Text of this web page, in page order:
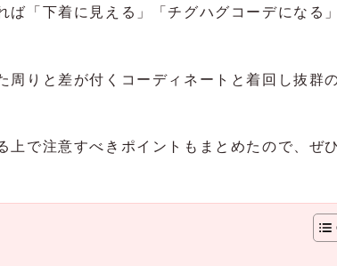
ば「下着に見える」「チグハグコーデになる
周りと差が付くコーディネートと着回し抜群
上で注意すべきポイントもまとめたので、ぜ